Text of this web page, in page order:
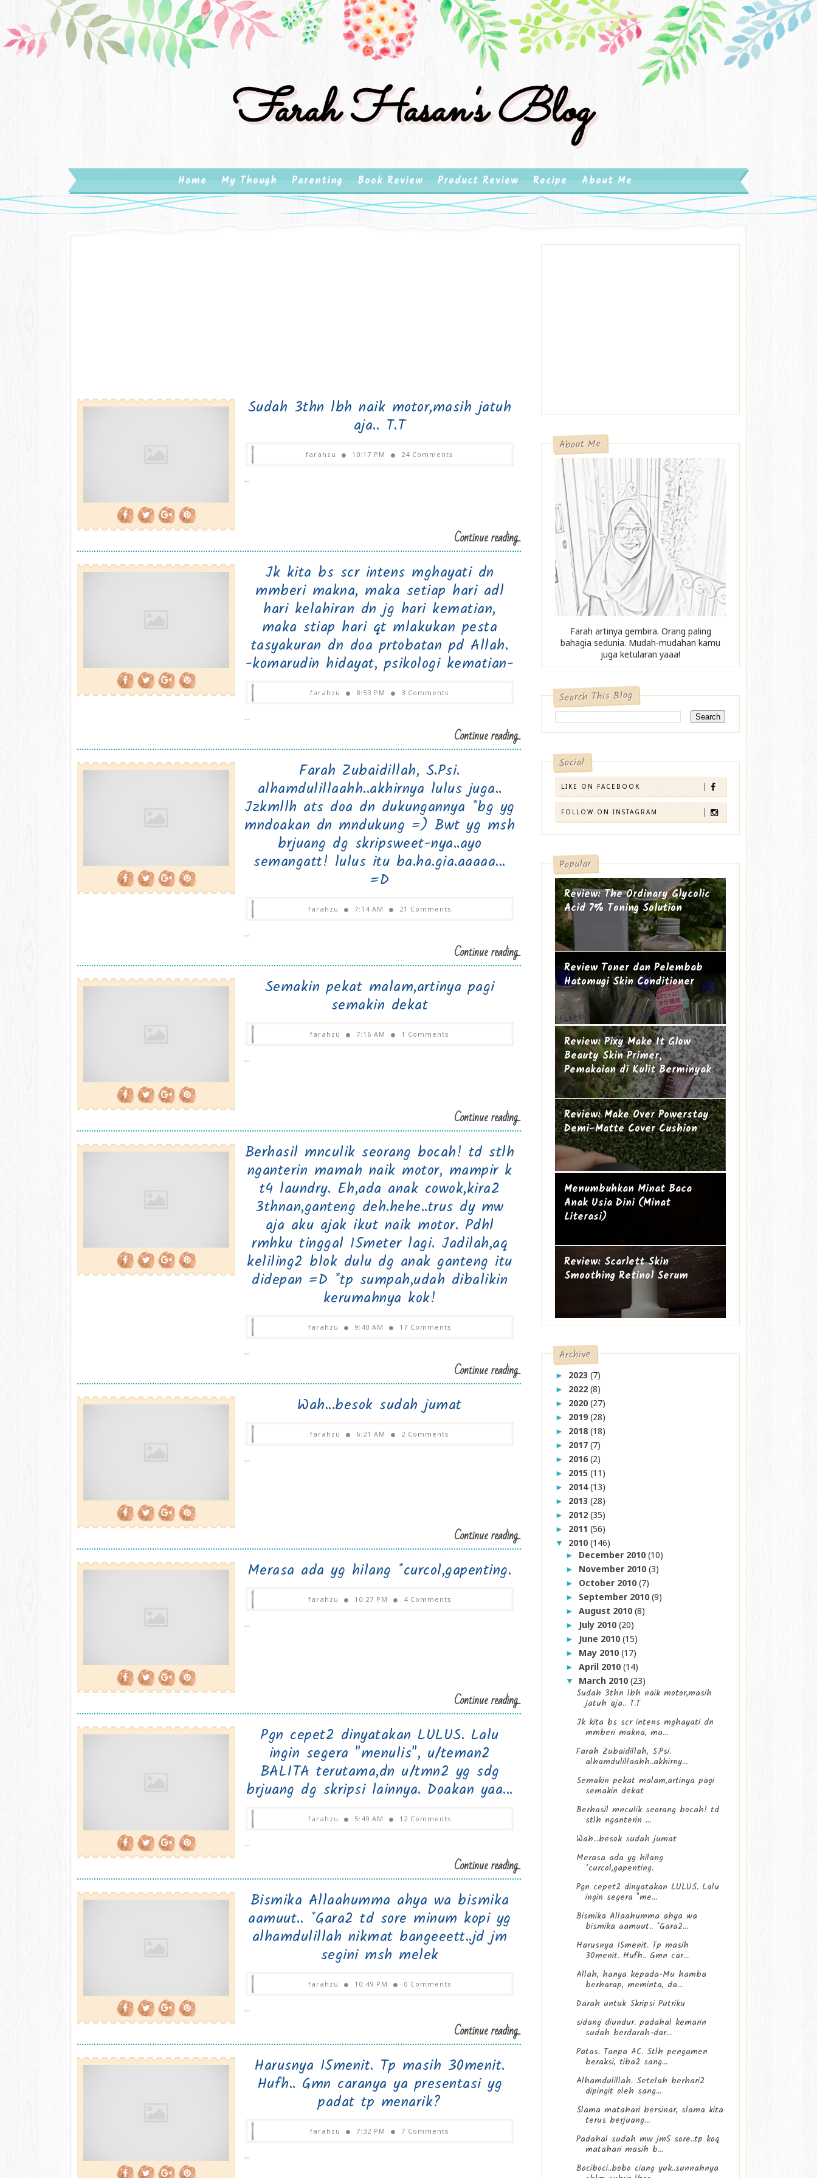
Farah Hasan's Blog
Home My Though Parenting Book Review Product Review Recipe About Me
Sudah 3thn lbh naik motor,masih jatuh
aja.. T.T
farahzu 10:17 PM 24 Comments
...
Continue reading...
Jk kita bs scr intens mghayati dn
mmberi makna, maka setiap hari adl
hari kelahiran dn jg hari kematian,
maka stiap hari qt mlakukan pesta
tasyakuran dn doa prtobatan pd Allah.
-komarudin hidayat, psikologi kematian-
farahzu 8:53 PM 3 Comments
...
Continue reading...
Farah Zubaidillah, S.Psi.
alhamdulillaahh..akhirnya lulus juga..
Jzkmllh ats doa dn dukungannya *bg yg
mndoakan dn mndukung =) Bwt yg msh
brjuang dg skripsweet-nya..ayo
semangatt! lulus itu ba.ha.gia.aaaaa...
=D
farahzu 7:14 AM 21 Comments
...
Continue reading...
Semakin pekat malam,artinya pagi
semakin dekat
farahzu 7:16 AM 1 Comments
...
Continue reading...
Berhasil mnculik seorang bocah! td stlh
nganterin mamah naik motor, mampir k
t4 laundry. Eh,ada anak cowok,kira2
3thnan,ganteng deh.hehe..trus dy mw
aja aku ajak ikut naik motor. Pdhl
rmhku tinggal 15meter lagi. Jadilah,aq
keliling2 blok dulu dg anak ganteng itu
didepan =D *tp sumpah,udah dibalikin
kerumahnya kok!
farahzu 9:40 AM 17 Comments
...
Continue reading...
Wah...besok sudah jumat
farahzu 6:21 AM 2 Comments
...
Continue reading...
Merasa ada yg hilang *curcol,gapenting.
farahzu 10:27 PM 4 Comments
...
Continue reading...
Pgn cepet2 dinyatakan LULUS. Lalu
ingin segera "menulis", u/teman2
BALITA terutama,dn u/tmn2 yg sdg
brjuang dg skripsi lainnya. Doakan yaa...
farahzu 5:49 AM 12 Comments
...
Continue reading...
Bismika Allaahumma ahya wa bismika
aamuut.. *Gara2 td sore minum kopi yg
alhamdulillah nikmat bangeeett..jd jm
segini msh melek
farahzu 10:49 PM 0 Comments
...
Continue reading...
Harusnya 15menit. Tp masih 30menit.
Hufh.. Gmn caranya ya presentasi yg
padat tp menarik?
farahzu 7:32 PM 7 Comments
...
About Me
Farah artinya gembira. Orang paling
bahagia sedunia. Mudah-mudahan kamu
juga ketularan yaaa!
Search This Blog
Social
LIKE ON FACEBOOK
FOLLOW ON INSTAGRAM
Popular
Review: The Ordinary Glycolic
Acid 7% Toning Solution
Review Toner dan Pelembab
Hatomugi Skin Conditioner
Suami-suami Jauh dari Istri
Cucu ke-19
Review: Pixy Make It Glow
Beauty Skin Primer,
Pemakaian di Kulit Berminyak
Review: Make Over Powerstay
Demi-Matte Cover Cushion
Mengapa perempuan itu sering
geer?
Ibu Introvert
Menumbuhkan Minat Baca
Anak Usia Dini (Minat
Literasi)
Review: Scarlett Skin
Smoothing Retinol Serum
Archive
► 2023(7)
► 2022(8)
► 2020(27)
► 2019(28)
► 2018(18)
► 2017(7)
► 2016(2)
► 2015(11)
► 2014(13)
► 2013(28)
► 2012(35)
► 2011(56)
▼ 2010(146)
► December 2010(10)
► November 2010(3)
► October 2010(7)
► September 2010(9)
►August 2010(8)
► July 2010(20)
► June 2010(15)
► May 2010(17)
►April 2010(14)
▼ March 2010(23)
Sudah 3thn lbh naik motor,masih
jatuh aja.. T.T
Jk kita bs scr intens mghayati dn
mmberi makna, ma...
Farah Zubaidillah, S.Psi.
alhamdulillaahh..akhirny...
Semakin pekat malam,artinya pagi
semakin dekat
Berhasil mnculik seorang bocah! td
stlh nganterin ...
Wah...besok sudah jumat
Merasa ada yg hilang
*curcol,gapenting.
Pgn cepet2 dinyatakan LULUS. Lalu
ingin segera "me...
Bismika Allaahumma ahya wa
bismika aamuut.. *Gara2...
Harusnya 15menit. Tp masih
30menit. Hufh.. Gmn car...
Allah, hanya kepada-Mu hamba
berharap, meminta, da...
Darah untuk Skripsi Putriku
sidang diundur. padahal kemarin
sudah berdarah-dar...
Patas. Tanpa AC. Stlh pengamen
beraksi, tiba2 sang...
Alhamdulillah. Setelah berhari2
dipingit oleh sang...
Slama matahari bersinar, slama kita
terus berjuang...
Padahal sudah mw jm5 sore..tp koq
matahari masih b...
Bociboci..bobo ciang yuk..sunnahnya